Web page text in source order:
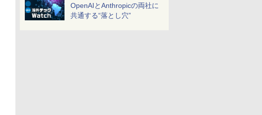
OpenAIとAnthropicの両社に
共通する“落とし穴”